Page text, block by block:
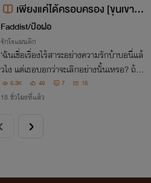
เพียงแค่ได้ครอบครอง [ขุนเขาXห
นึ่ง]
Faddist/ป้อฝอ
รักโรแมนติก
‘ฉันเชื่อเรื่องไร้สาระอย่างความรักบ้าบอนี่แล้
วไง แต่เธอบอกว่าจะเลิกอย่างนั้นเหรอ? ถ้าจ
ะเลิกแล้วมาทำให้รักทำไมวะ!’
6.3K 49 7 15
18 ชั่วโมงที่แล้ว